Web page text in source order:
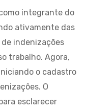
integrante do
ativamente das
de indenizações
trabalho. Agora,
o cadastro
O
esclarecer